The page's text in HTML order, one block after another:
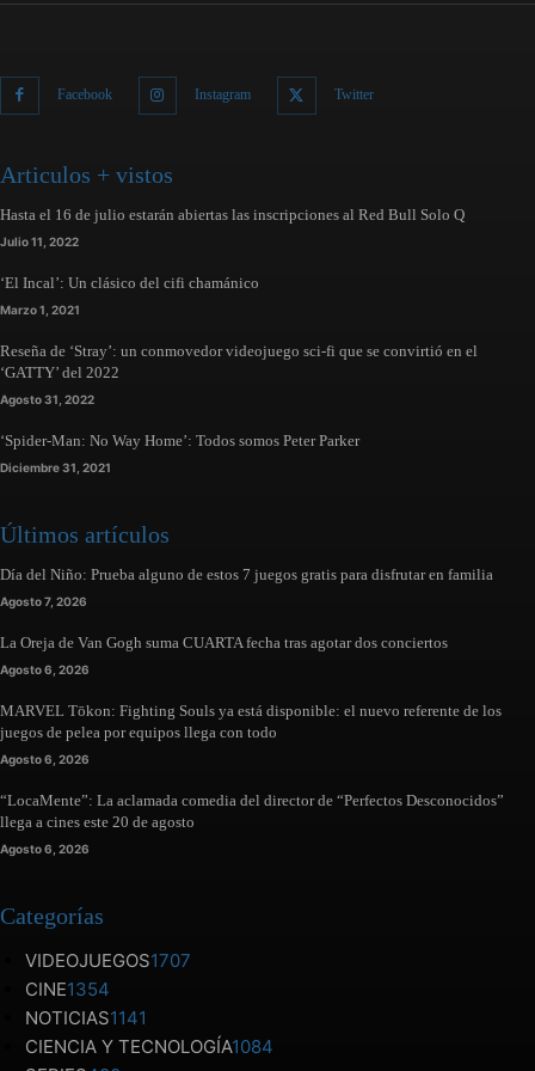
Facebook Instagram Twitter
Articulos + vistos
Hasta el 16 de julio estarán abiertas las inscripciones al Red Bull Solo Q
Julio 11, 2022
‘El Incal’: Un clásico del cifi chamánico
Marzo 1, 2021
Reseña de ‘Stray’: un conmovedor videojuego sci-fi que se convirtió en el
‘GATTY’ del 2022
Agosto 31, 2022
‘Spider-Man: No Way Home’: Todos somos Peter Parker
Diciembre 31, 2021
Últimos artículos
Día del Niño: Prueba alguno de estos 7 juegos gratis para disfrutar en familia
Agosto 7, 2026
La Oreja de Van Gogh suma CUARTA fecha tras agotar dos conciertos
Agosto 6, 2026
MARVEL Tōkon: Fighting Souls ya está disponible: el nuevo referente de los
juegos de pelea por equipos llega con todo
Agosto 6, 2026
“LocaMente”: La aclamada comedia del director de “Perfectos Desconocidos”
llega a cines este 20 de agosto
Agosto 6, 2026
Categorías
VIDEOJUEGOS1707
CINE1354
NOTICIAS1141
CIENCIA Y TECNOLOGÍA1084